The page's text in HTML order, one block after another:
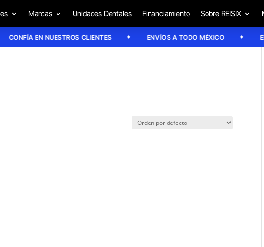
Marcas Unidades Dentales Financiamiento Sobre REISIX
CONFÍA EN NUESTROS CLIENTES ENVÍOS A TODO MÉXICO